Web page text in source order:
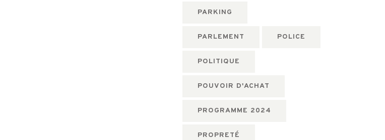
PARKING
PARLEMENT POLICE
POLITIQUE
POUVOIR D'ACHAT
PROGRAMME 2024
PROPRETÉ